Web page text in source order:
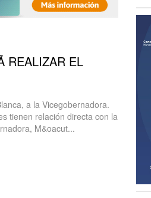
REALIZAR EL
a la Vicegobernadora.
tienen relación directa con la
M&oacut...